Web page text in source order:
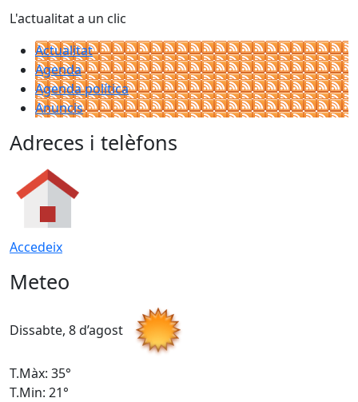
L'actualitat a un clic
Actualitat
Agenda
Agenda política
Anuncis
Adreces i telèfons
Accedeix
Meteo
Dissabte, 8 d’agost
T.Màx: 35°
T.Min: 21°